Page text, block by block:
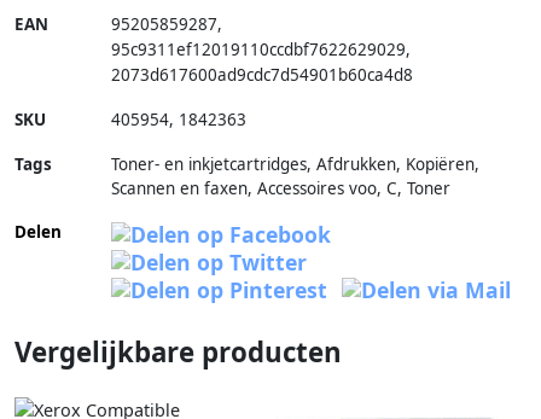
EAN 95205859287,
95c9311ef12019110ccdbf7622629029,
2073d617600ad9cdc7d54901b60ca4d8
SKU 405954, 1842363
Tags
Toner- en inkjetcartridges, Afdrukken, Kopiëren,
Scannen en faxen, Accessoires voo, C, Toner
Delen
Vergelijkbare producten